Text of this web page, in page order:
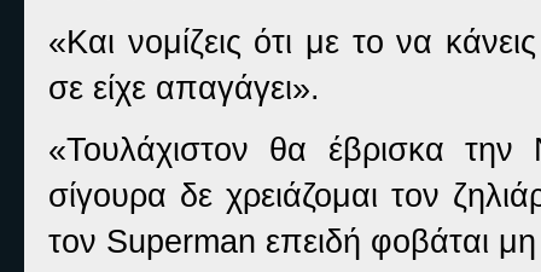
«Και νομίζεις ότι με το να
σε είχε απαγάγει».
«Τουλάχιστον θα έβρισκα την
σίγουρα δε χρειάζομαι τον
τον Superman επειδή φοβάται